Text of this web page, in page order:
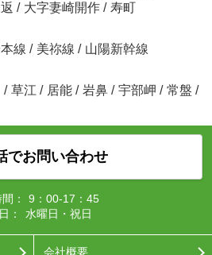
/ 大字妻崎開作 / 寿町
線 / 美祢線 / 山陽新幹線
/ 草江 / 居能 / 岩鼻 / 宇部岬 / 常盤 /
でお問い合わせ
：
9：00-17：45
：
水曜日・祝日
会社概要